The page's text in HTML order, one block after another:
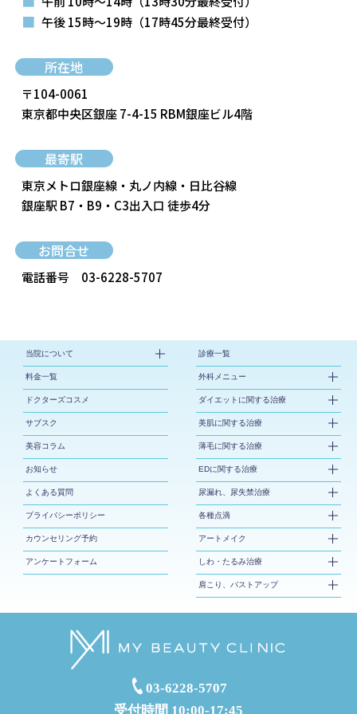
■ 午後 15時～19時 （17時45分最終受付）
所在地
〒104-0061
東京都中央区銀座 7-4-15 RBM銀座ビル4階
最寄駅
東京メトロ銀座線・丸ノ内線・日比谷線
銀座駅 B7・B9・C3出入口 徒歩4分
お問合せ
電話番号 03-6228-5707
当院について
料金一覧
ドクターズコスメ
サブスク
美容コラム
お知らせ
よくある質問
プライバシーポリシー
カウンセリング予約
アンケートフォーム
診療一覧
外科メニュー
ダイエットに関する治療
美肌に関する治療
薄毛に関する治療
EDに関する治療
尿漏れ、尿失禁治療
各種点滴
アートメイク
しわ・たるみ治療
肩こり、バストアップ
03-6228-5707
受付時間 10:00-17:45